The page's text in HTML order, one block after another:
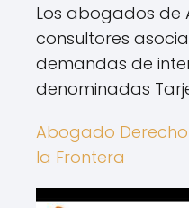
Los abogados de
consultores
demandas de
denominadas
Abogado
la Frontera